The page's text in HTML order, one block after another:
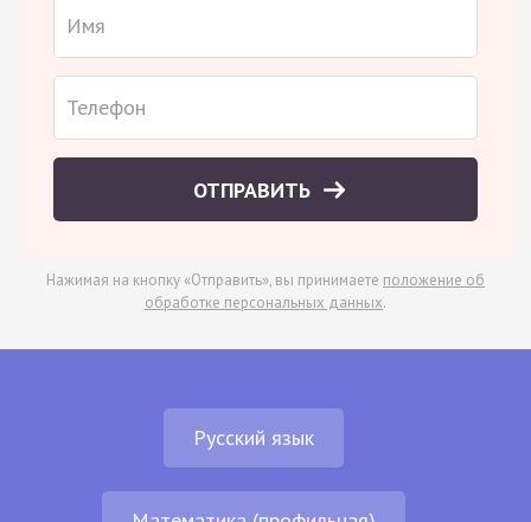
ОТПРАВИТЬ
Нажимая на кнопку «Отправить», вы принимаете положение об
обработке персональных данных.
Русский язык